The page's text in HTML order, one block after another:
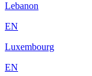
Lebanon
EN
Luxembourg
EN